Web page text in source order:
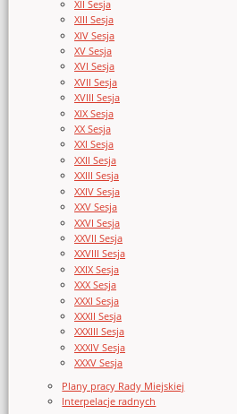
XII Sesja
XIII Sesja
XIV Sesja
XV Sesja
XVI Sesja
XVII Sesja
XVIII Sesja
XIX Sesja
XX Sesja
XXI Sesja
XXII Sesja
XXIII Sesja
XXIV Sesja
XXV Sesja
XXVI Sesja
XXVII Sesja
XXVIII Sesja
XXIX Sesja
XXX Sesja
XXXI Sesja
XXXII Sesja
XXXIII Sesja
XXXIV Sesja
XXXV Sesja
Plany pracy Rady Miejskiej
Interpelacje radnych